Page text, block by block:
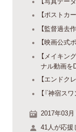
【ポストカ
【監督過去
【映画公式
【メイキン
ナル動画を
【エンドク
【『神宿ス
2017年03月
41人が応援